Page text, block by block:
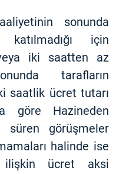
sonunda
katılmadığı için
iki saatten az
tarafların
saatlik ücret tutarı
göre Hazineden
görüşmeler
halinde ise
ücret aksi